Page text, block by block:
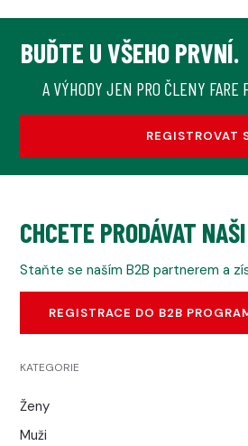
BUĎTE U VŠEHO PRVNÍ.
A VÝHODY JEN PRO ČLENY FARE
REGISTROVAT
CHCETE PRODÁVAT
Staňte se naším B2B partnerem a
REGISTRACE DO B2B
KATEGORIE
Ženy
Muži